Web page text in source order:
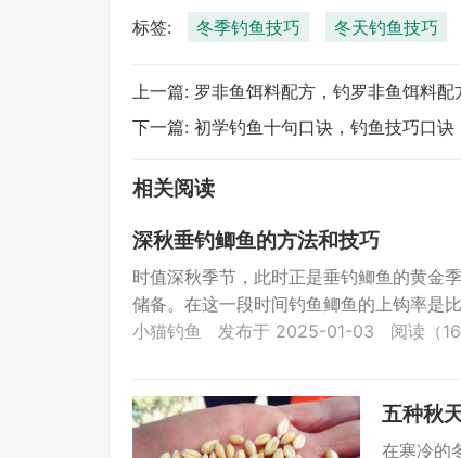
标签: 冬季钓鱼技巧 冬天钓鱼技巧
上一篇: 罗非鱼饵料配方，钓罗非鱼饵料配
下一篇: 初学钓鱼十句口诀，钓鱼技巧口诀
相关阅读
深秋垂钓鲫鱼的方法和技巧
时值深秋季节，此时正是垂钓鲫鱼的黄金
储备。在这一段时间钓鱼鲫鱼的上钩率是
小猫钓鱼
发布于 2025-01-03 阅读（
五种秋
在寒冷的